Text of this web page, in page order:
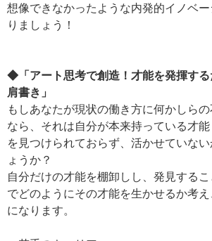
想像できなかったような内発的イノベ
りましょう！
◆「アート思考で創造！才能を発揮す
肩書き」
もしあなたが現状の働き方に何かしら
なら、それは自分が本来持っている才能
を見つけられておらず、活かせていな
ょうか？
自分だけの才能を棚卸しし、発見する
でどのようにその才能を生かせるか考
になります。